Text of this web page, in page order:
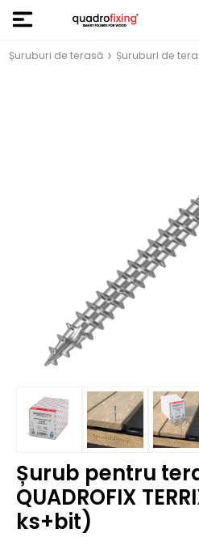
Șuruburi de terasă Șuruburi de
Șurub pentru
QUADROFIX
ks+bit)